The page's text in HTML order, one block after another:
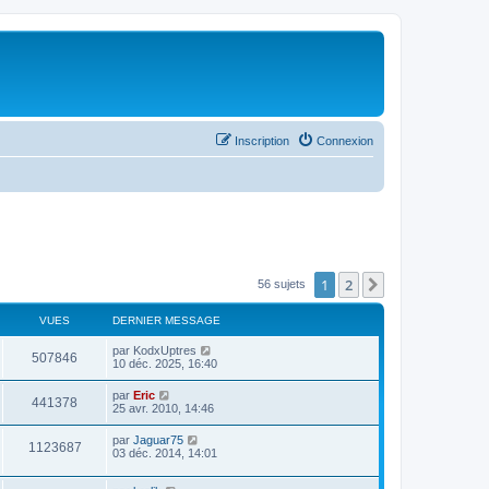
Connexion
Inscription
56 sujets 1 2
VUES DERNIER MESSAGE
507846 par KodxUptres
10 déc. 2025, 16:40
441378 par Eric
25 avr. 2010, 14:46
1123687 par Jaguar75
03 déc. 2014, 14:01